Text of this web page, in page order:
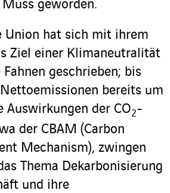
geworden.
Union hat sich mit ihrem
Ziel einer Klimaneutralität
geschrieben; bis
bereits um
Auswirkungen der CO2-
der CBAM (Carbon
Mechanism), zwingen
Thema Dekarbonisierung
und ihre